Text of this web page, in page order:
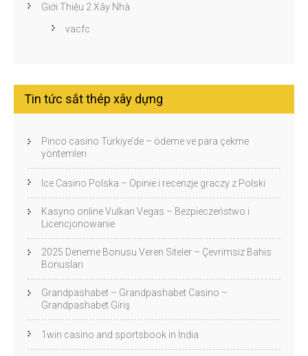
Giới Thiệu 2 Xây Nhà
vacfc
Tin tức sắt thép xây dựng
Pinco casino Türkiye’de – ödeme ve para çekme
yöntemleri
Ice Casino Polska – Opinie i recenzje graczy z Polski
Kasyno online Vulkan Vegas – Bezpieczeństwo i
Licencjonowanie
2025 Deneme Bonusu Veren Siteler – Çevrimsiz Bahis
Bonusları
Grandpashabet – Grandpashabet Casino –
Grandpashabet Giriş
1win casino and sportsbook in India